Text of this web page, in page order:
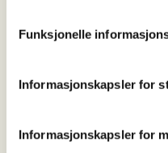
Funksjonelle
Informasjonskapsler for
Informasjonskapsler for